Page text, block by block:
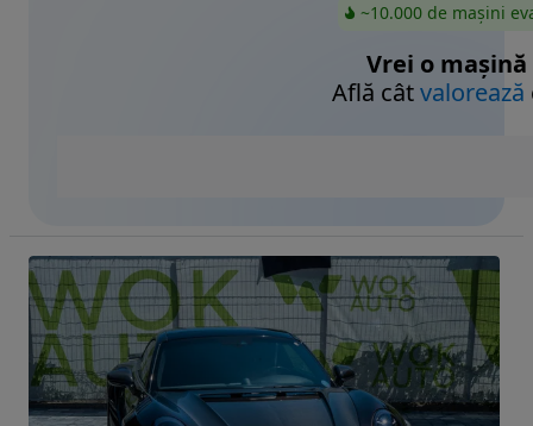
~10.000 de mașini
Vrei o mașină
Află câtvalorează